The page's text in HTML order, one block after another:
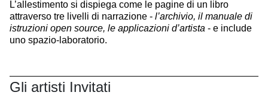
L’allestimento si dispiega come le pagine di un libro
attraverso tre livelli di narrazione - l’archivio, il manuale di
istruzioni open source, le applicazioni d’artista - e include
uno spazio-laboratorio.
Gli artisti Invitati